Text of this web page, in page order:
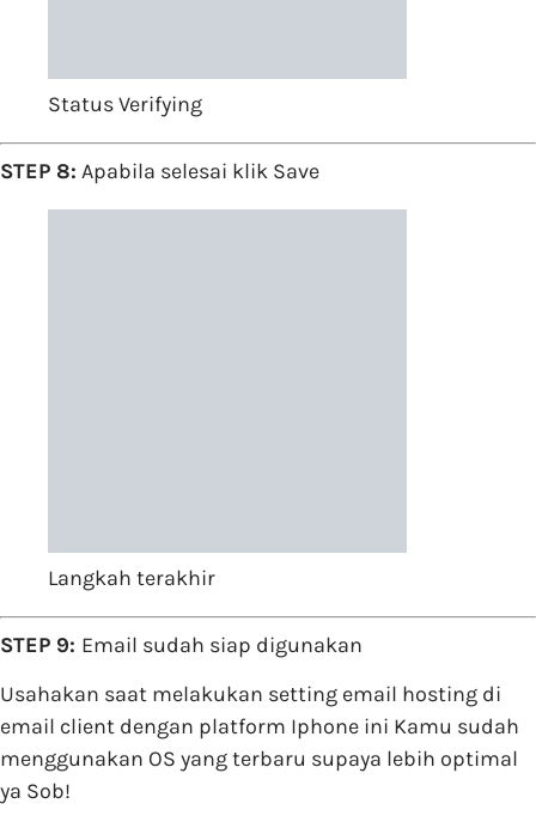
Status Verifying
STEP 8: Apabila selesai klik Save
Langkah terakhir
STEP 9: Email sudah siap digunakan
Usahakan saat melakukan setting email hosting di
email client dengan platform Iphone ini Kamu sudah
menggunakan OS yang terbaru supaya lebih optimal
ya Sob!